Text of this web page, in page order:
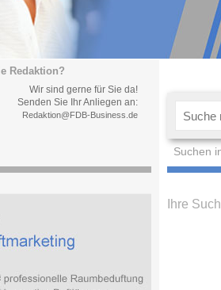
Redaktion?
Wir sind gerne für Sie da!
Senden Sie Ihr Anliegen an:
Redaktion@FDB-Business.de
Suchen
Ihre